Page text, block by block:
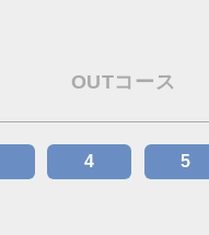
OUTコース
4 5